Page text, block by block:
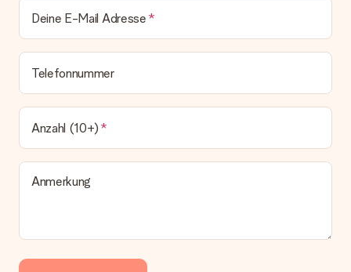
Deine E-Mail Adresse
Telefonnummer
Anzahl (10+)
Anmerkung